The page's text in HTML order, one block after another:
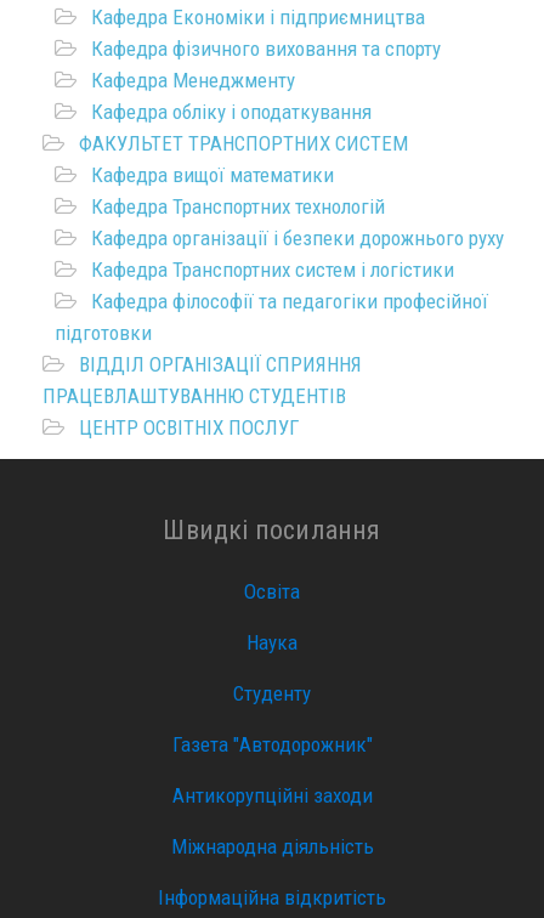
Кафедра Економіки і підприємництва
Кафедра фізичного виховання та спорту
Кафедра Менеджменту
Кафедра обліку і оподаткування
ФАКУЛЬТЕТ ТРАНСПОРТНИХ СИСТЕМ
Кафедра вищої математики
Кафедра Транспортних технологій
Кафедра організації і безпеки дорожнього руху
Кафедра Транспортних систем і логістики
Кафедра філософії та педагогіки професійної
підготовки
ВІДДІЛ ОРГАНІЗАЦІЇ СПРИЯННЯ
ПРАЦЕВЛАШТУВАННЮ СТУДЕНТІВ
ЦЕНТР ОСВІТНІХ ПОСЛУГ
Швидкі посилання
Освіта
Наука
Студенту
Газета "Автодорожник"
Антикорупційні заходи
Міжнародна діяльність
Інформаційна відкритість